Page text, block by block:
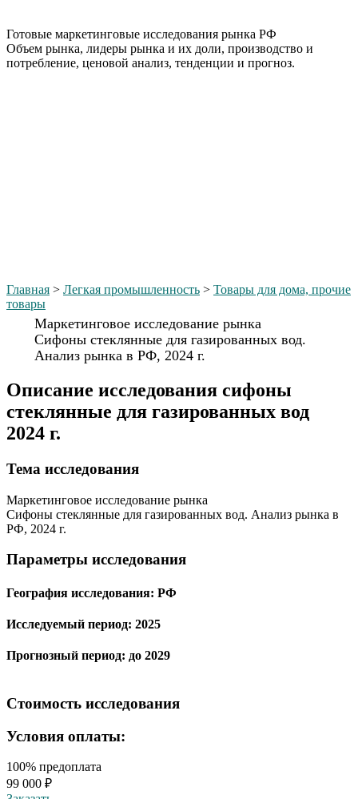
Готовые маркетинговые исследования рынка РФ
Объем рынка, лидеры рынка и их доли, производство и
потребление, ценовой анализ, тенденции и прогноз.
Главная > Легкая промышленность > Товары для дома, прочие
товары
Маркетинговое исследование рынка
Сифоны стеклянные для газированных вод.
Анализ рынка в РФ, 2024 г.
Описание исследования сифоны
стеклянные для газированных вод
2024 г.
Тема иcследования
Маркетинговое исследование рынка
Сифоны стеклянные для газированных вод. Анализ рынка в
РФ, 2024 г.
Параметры исследования
География исследования: РФ
Исследуемый период: 2025
Прогнозный период: до 2029
Стоимость исследования
Условия оплаты:
100% предоплата
99 000 ₽